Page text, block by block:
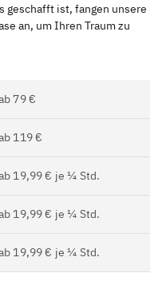
geschafft ist, fangen unsere
an, um Ihren Traum zu
79 €
119 €
19,99 € je ¼ Std.
19,99 € je ¼ Std.
19,99 € je ¼ Std.